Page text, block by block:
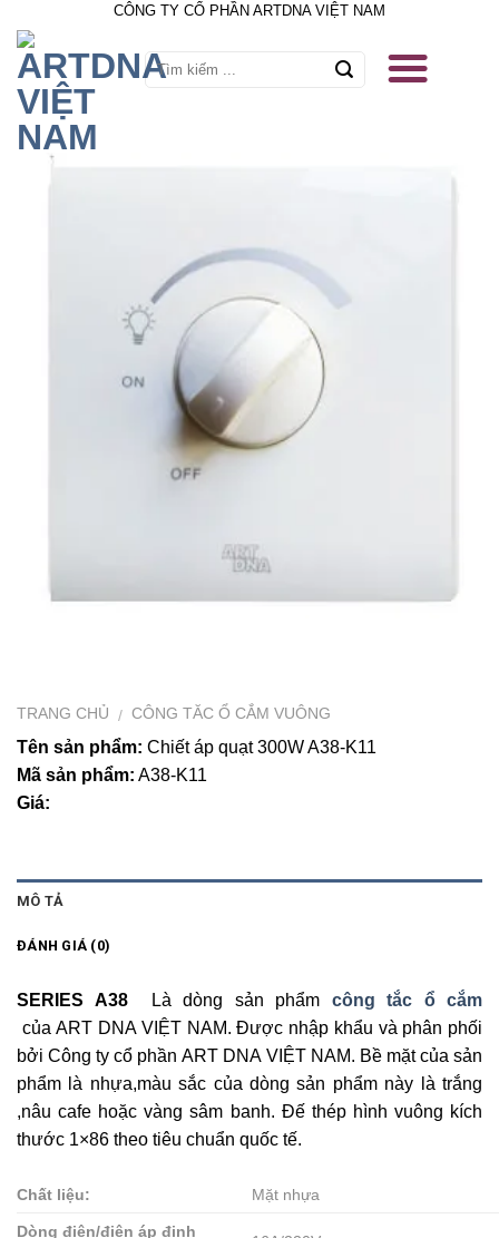
content
CÔNG TY CỔ PHẦN ARTDNA VIỆT NAM
TRANG CHỦ / CÔNG TĂC Ổ CẮM VUÔNG
Tên sản phẩm: Chiết áp quạt 300W A38-K11
Mã sản phẩm: A38-K11
Giá:
MÔ TẢ
ĐÁNH GIÁ (0)
SERIES A38Là dòng sản phẩm công tắc ổ cắm
của ART DNA VIỆT NAM. Được nhập khẩu và phân phối
bởi Công ty cổ phần ART DNA VIỆT NAM. Bề mặt của sản
phẩm là nhựa,màu sắc của dòng sản phẩm này là trắng
,nâu cafe hoặc vàng sâm banh. Đế thép hình vuông kích
thước 1×86 theo tiêu chuẩn quốc tế.
Chất liệu: Mặt nhựa
Dòng điện/điện áp định